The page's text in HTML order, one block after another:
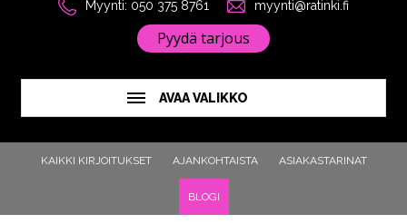
Myynti: 050 375 8761 myynti@ratinki.fi
Pyydä tarjous
AVAA VALIKKO
KAIKKI KIRJOITUKSET AJANKOHTAISTA ASIAKASTARINAT
BLOGI